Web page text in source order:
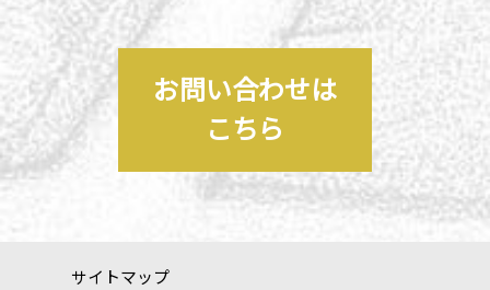
お問い合わせは
こちら
サイトマップ